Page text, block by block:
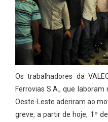
Os trabalhadores da
Ferrovias S.A., que laboram
Oeste-Leste aderiram ao
greve, a partir de hoje, 1º